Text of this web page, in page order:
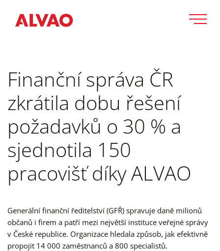
Finanční správa ČR
zkrátila dobu řešení
požadavků o 30 % a
sjednotila 150
pracovišť díky ALVAO
Generální finanční ředitelství (GFŘ) spravuje daně milionů
občanů i firem a patří mezi největší instituce veřejné správy
v České republice. Organizace hledala způsob, jak efektivně
propojit 14 000 zaměstnanců a 800 specialistů.